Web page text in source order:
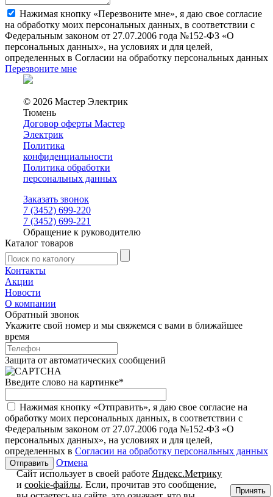
Нажимая кнопку «Перезвоните мне», я даю свое согласие
на обработку моих персональных данных, в соответствии с
Федеральным законом от 27.07.2006 года №152-ФЗ «О
персональных данных», на условиях и для целей,
определенных в Согласии на обработку персональных данных
Перезвоните мне
© 2026 Мастер Электрик
Тюмень
Договор оферты Мастер
Электрик
Политика
конфиденциальности
Политика обработки
персональных данных
Заказать звонок
7 (3452) 699-220
7 (3452) 699-221
Обращение к руководителю
Каталог товаров
Контакты
Акции
Новости
О компании
Обратный звонок
Укажите свой номер и мы свяжемся с вами в ближайшее
время
Защита от автоматических сообщений
Введите слово на картинке*
Нажимая кнопку «Отправить», я даю свое согласие на
обработку моих персональных данных, в соответствии с
Федеральным законом от 27.07.2006 года №152-ФЗ «О
персональных данных», на условиях и для целей,
определенных в Согласии на обработку персональных данных
Отмена
Сайт использует в своей работе Яндекс.Метрику
иcookie-файлы. Если, прочитав это сообщение,
Принять